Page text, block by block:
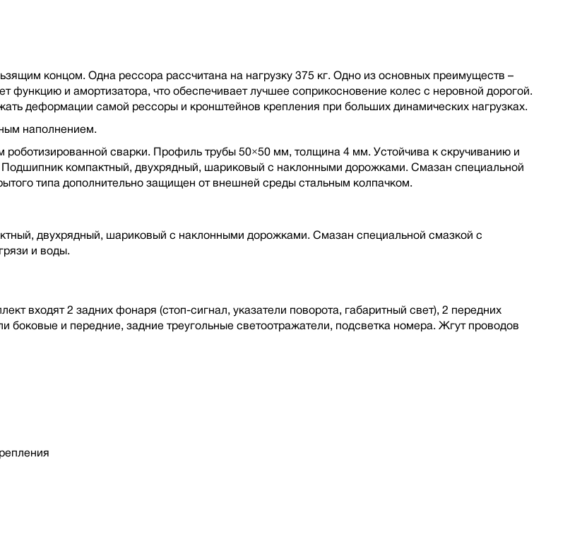
концом. Одна рессора рассчитана на нагрузку 375 кг. Одно из основных преимуществ –
функцию и амортизатора, что обеспечивает лучшее соприкосновение колес с неровной дорогой.
деформации самой рессоры и кронштейнов крепления при больших динамических нагрузках.
наполнением.
роботизированной сварки. Профиль трубы 50×50 мм, толщина 4 мм. Устойчива к скручиванию и
компактный, двухрядный, шариковый с наклонными дорожками. Смазан специальной
типа дополнительно защищен от внешней среды стальным колпачком.
двухрядный, шариковый с наклонными дорожками. Смазан специальной смазкой с
и воды.
входят 2 задних фонаря (стоп-сигнал, указатели поворота, габаритный свет), 2 передних
боковые и передние, задние треугольные светоотражатели, подсветка номера. Жгут проводов